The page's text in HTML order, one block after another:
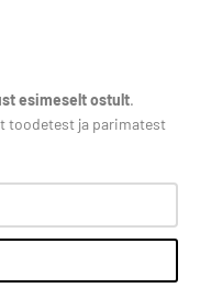
esimeselt ostult.
toodetest ja parimatest